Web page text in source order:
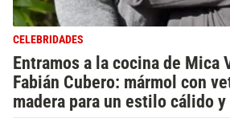
CELEBRIDADES
Entramos a la cocina de Mica
Fabián Cubero: mármol con
madera para un estilo cálido